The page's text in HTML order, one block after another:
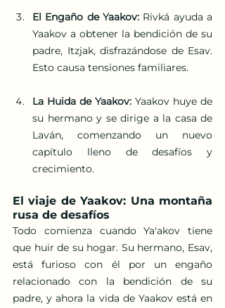
El Engaño de Yaakov: Rivká ayuda a
Yaakov a obtener la bendición de su
padre, Itzjak, disfrazándose de Esav.
Esto causa tensiones familiares.
La Huida de Yaakov: Yaakov huye de
su hermano y se dirige a la casa de
Laván, comenzando un nuevo
capítulo lleno de desafíos y
crecimiento.
El viaje de Yaakov: Una montaña
rusa de desafíos
Todo comienza cuando Ya'akov tiene
que huir de su hogar. Su hermano, Esav,
está furioso con él por un engaño
relacionado con la bendición de su
padre, y ahora la vida de Yaakov está en